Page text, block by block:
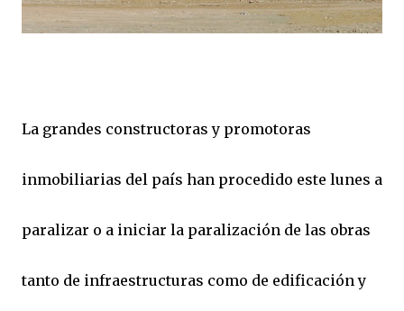
La grandes constructoras y promotoras
inmobiliarias del país han procedido este lunes a
paralizar o a iniciar la paralización de las obras
tanto de infraestructuras como de edificación y